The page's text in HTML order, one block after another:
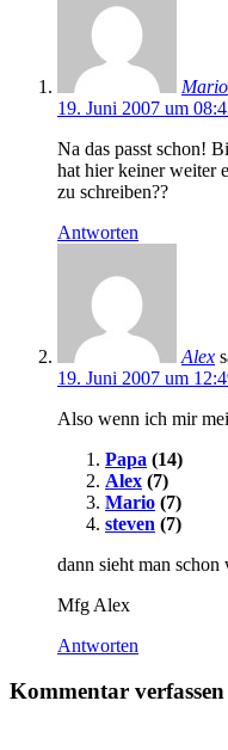
Mario
19. Juni 2007 um
Na das passt schon!
hat hier keiner weiter
zu schreiben??
Antworten
Alex
19. Juni 2007 um
Also wenn ich mir
Papa (14)
Alex (7)
Mario (7)
steven (7)
dann sieht man
Mfg Alex
Antworten
Kommentar verfassen